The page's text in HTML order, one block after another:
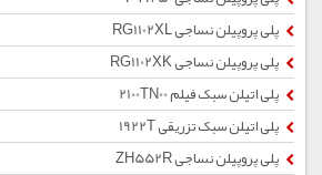
پلی پروپیلن نساجی RG1102XL
پلی پروپیلن نساجی RG1102XK
پلی اتیلن سبک فیلم 2100TN00
پلی اتیلن سبک تزریقی 1922T
پلی پروپیلن نساجی ZH552R